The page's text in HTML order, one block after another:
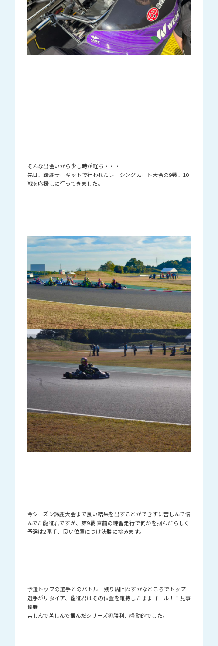
そんな出会いから少し時が経ち・・・
先日、鈴鹿サーキットで行われたレーシングカート大会の9戦、10
戦を応援しに行ってきました。
今シーズン鈴鹿大会まで良い結果を出すことができずに苦しんで悩
んでた龍征君ですが、第9戦 直前の練習走行で何かを掴んだらしく
予選は2番手、良い位置につけ決勝に挑みます。
予選トップの選手とのバトル 残り周回わずかなところでトップ
選手がリタイア、龍征君はその位置を維持したままゴール！！見事
優勝
苦しんで苦しんで掴んだシリーズ初勝利、感動的でした。